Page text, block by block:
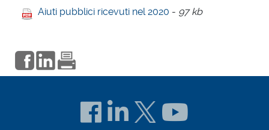
Aiuti pubblici ricevuti nel 2020 - 97 kb